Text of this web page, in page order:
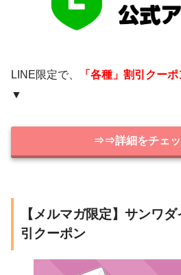
LINE限定で、 「各種」割引クーポ
▼
⇒⇒詳細をチェッ
【メルマガ限定】サンワ
引クーポン